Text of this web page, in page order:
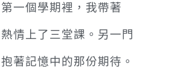
一個學期裡，我帶著
熱情上了三堂課。另一門
著記憶中的那份期待。